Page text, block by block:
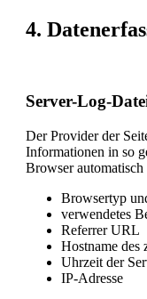
4.
Server-Log-
Der Provider der
Informationen in so
Browser
Browsertyp
verwendetes
Referrer URL
Hostname des
Uhrzeit der
IP-Adresse